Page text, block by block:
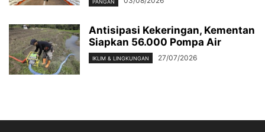
Antisipasi Kekeringan, Kementan
Siapkan 56.000 Pompa Air
IKLIM & LINGKUNGAN 27/07/2026